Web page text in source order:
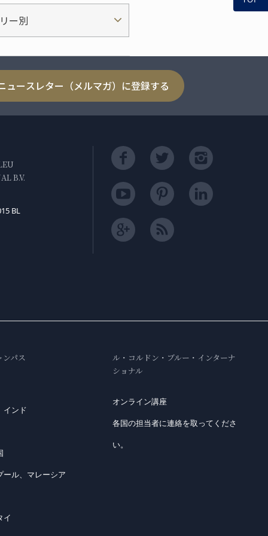
ー別
ュースレター（メルマガ）に登録する
B.V.
BL
ンパス
インド
ール、マレーシア
イ
ル・コルドン・ブルー・インターナ
ショナル
オンライン講座
各国の担当者に連絡を取ってくださ
い。